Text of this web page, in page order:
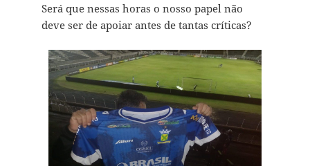
Será que nessas horas o nosso papel não
deve ser de apoiar antes de tantas críticas?